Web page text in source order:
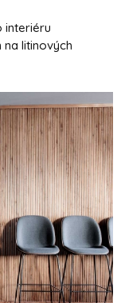
interiéru
litinových